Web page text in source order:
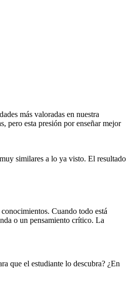
más valoradas en nuestra
pero esta presión por enseñar mejor
similares a lo ya visto. El resultado
Cuando todo está
o un pensamiento crítico. La
que el estudiante lo descubra? ¿En